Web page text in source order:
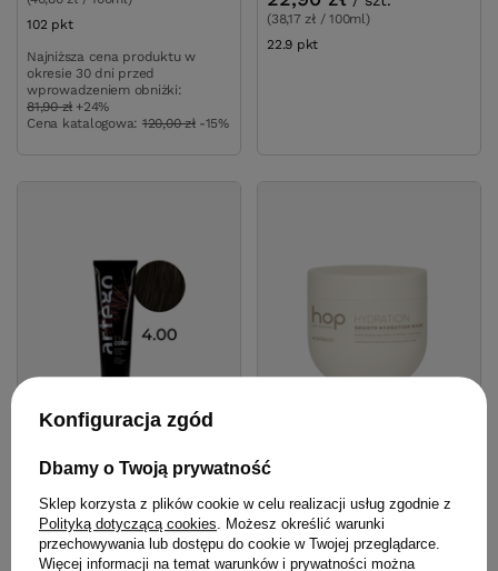
102 pktpunktów
Najniższa cena produktu w
okresie 30 dni przed
wprowadzeniem obniżki:
81,90 zł +24%
Cena katalogowa: 120,00 zł -15%
(38,17 zł / 100ml)
22.9 pkt
4.00 chlodny brąz 150 ml
Smooth Hydration głęboko
nawilżająca do włosów
suchych i puszących się
Konfiguracja zgód
Dbamy o Twoją prywatność
Sklep korzysta z plików cookie w celu realizacji usług zgodnie z
Polityką dotyczącą cookies . Możesz określić warunki
przechowywania lub dostępu do cookie w Twojej przeglądarce.
Więcej informacji na temat warunków i prywatności można